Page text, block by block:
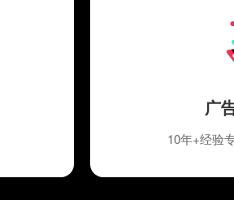
广
10年+经验